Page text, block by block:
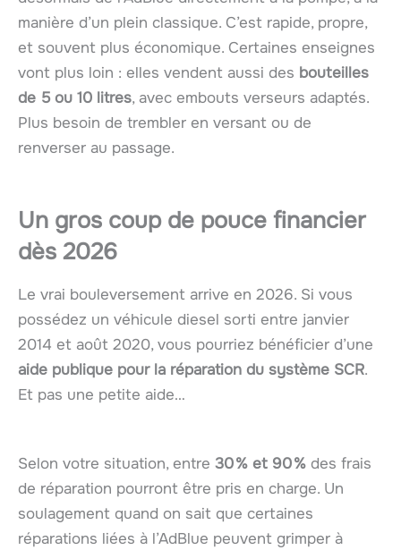
manière d’un plein classique. C’est rapide, propre,
et souvent plus économique. Certaines enseignes
vont plus loin : elles vendent aussi des bouteilles
de 5 ou 10 litres, avec embouts verseurs adaptés.
Plus besoin de trembler en versant ou de
renverser au passage.
Un gros coup de pouce financier
dès 2026
Le vrai bouleversement arrive en 2026. Si vous
possédez un véhicule diesel sorti entre janvier
2014 et août 2020, vous pourriez bénéficier d’une
aide publique pour la réparation du système SCR.
Et pas une petite aide…
Selon votre situation, entre 30 % et 90 % des frais
de réparation pourront être pris en charge. Un
soulagement quand on sait que certaines
réparations liées à l’AdBlue peuvent grimper à